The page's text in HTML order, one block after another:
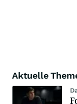
Aktuelle